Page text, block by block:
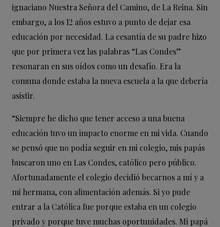
ignaciano Nuestra Señora del Camino, de La Reina. Sin
embargo, a los 12 años estuvo a punto de dejar esa
educación por necesidad. La cesantía de su padre hizo
que por primera vez las palabras “Las Condes”
resonaran en sus oídos como un desafío. Era la
comuna donde estaba la nueva escuela a la que debería
asistir.
“Siempre he dicho que tener acceso a una buena
educación tuvo un impacto enorme en mi vida. Cuando
se pensó que no podía seguir en mi colegio, mis papás
buscaron uno en Las Condes, católico pero público.
Afortunadamente el colegio decidió becarnos a mí y a
mi hermana, con alimentación además. Si yo pude
entrar a la Católica fue porque estaba en un colegio
privado y porque tuve muchas oportunidades. Mi papá